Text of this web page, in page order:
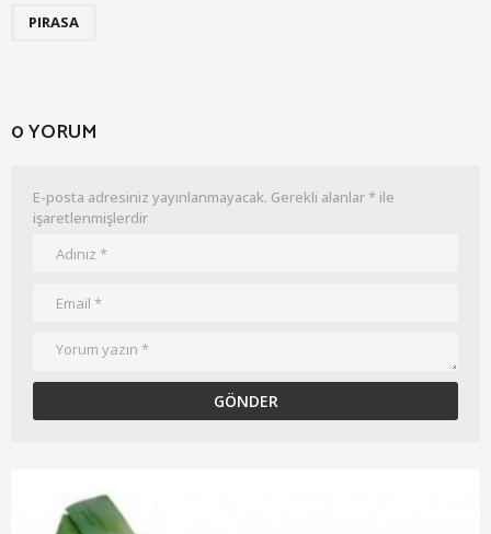
PIRASA
0 YORUM
E-posta adresiniz yayınlanmayacak. Gerekli alanlar* ile
işaretlenmişlerdir